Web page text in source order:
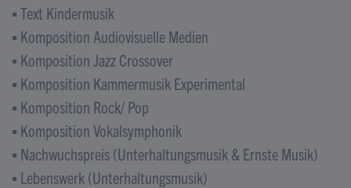
▪ Text Kindermusik
▪ Komposition Audiovisuelle Medien
▪ Komposition Jazz Crossover
▪ Komposition Kammermusik Experimental
▪ Komposition Rock/ Pop
▪ Komposition Vokalsymphonik
▪ Nachwuchspreis (Unterhaltungsmusik & Ernste Musik)
▪ Lebenswerk (Unterhaltungsmusik)